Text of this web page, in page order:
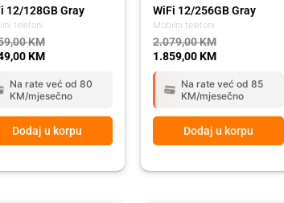
telefoni
12/128GB Gray
KM
KM
Na rate već od 80
KM/mjesečno
Dodaj u korpu
Mobilni telefoni
WiFi 12/256GB Gray
2.079,00KM
1.859,00KM
Na rate već od 85
KM/mjesečno
Dodaj u korpu